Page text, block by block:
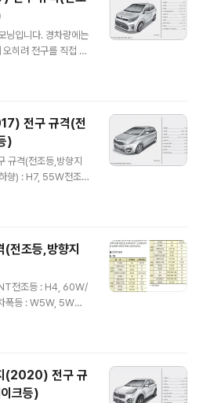
로브박스 램프 : FES
닝입니다. 경차량에는
히려 전구를 직접 갈
천드립니다. 단, 엔
니 다치지 않도록 주
전구 규격 FRON
향, BI PROJ타입) :
전조등(상향, BI PR
) : PY21W, 21W 차
전구 규격(전
)
규격(전조등,방향지
향) : H7, 55W전조등
시등(앞) : PY28/8
5W REAR제동등/
등(안쪽) : P21/5W,
진등(후퇴등) : W1
맵램프(일반썬루프)
출처 : 기아자동차
전조등,방향지
전조등 : H4, 60W/
폭등 : W5W, 5W방
등/미등 : P27/8W,
10W 기타작업등 :
(2020) 전구 규
크등)